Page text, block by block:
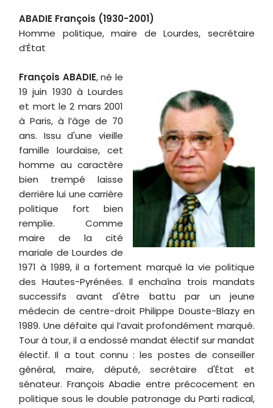
ABADIE François (1930-2001)
Homme politique, maire de Lourdes, secrétaire
d’État
François ABADIE, né le 19 juin 1930 à Lourdes et mort le 2 mars 2001 à Paris, à l’âge de 70 ans. Issu d'une vieille famille lourdaise, cet homme au caractère bien trempé laisse derrière lui une carrière politique fort bien remplie. Comme maire de la cité mariale de Lourdes de 1971 à 1989, il a fortement marqué la vie politique des Hautes-Pyrénées. Il enchaîna trois mandats successifs avant d'être battu par un jeune médecin de centre-droit Philippe Douste-Blazy en 1989. Une défaite qui l’avait profondément marqué. Tour à tour, il a endossé mandat électif sur mandat électif. Il a tout connu : les postes de conseiller général, maire, député, secrétaire d'État et sénateur. François Abadie entre précocement en politique sous le double patronage du Parti radical, qu'il rejoint dès 1946, et de René Billères, dont il est le secrétaire particulier et le plus proche collaborateur dès 1947, et qui sera son mentor en politique tout au long de sa carrière. Membre de plusieurs cabinets ministériels de ministres radicaux entre 1953 et 1958 (ceux de René Billères, mais aussi de Paul Devinat, Henry Laforest, Henri Longchambon ou Édouard Ramonet), il occupe en outre des fonctions à la direction nationale des jeunesses radicales de 1953 à 1956, mais s'éloigne de ce parti par hostilité aux positions de Pierre Mendès France sur la question algérienne : en octobre 1956, Mendès France déclare ainsi accepter sa démission « avec plaisir ». Candidat suppléant de Jean Baylot (auparavant impliqué dans l'Affaire des fuites) à Paris aux élections législatives de 1956, il entame après 1958 une traversée du désert, pendant laquelle il occupe les fonctions de directeur commercial des ventes dans une entreprise de machines-outils. Revenu au parti radical à la fin des années 1960, François Abadie reste bien introduit dans les milieux politiques haut-pyrénéens. Après avoir conquis, en 1970, le poste de conseiller général du canton de Lourdes-Est, détenu de longue date par la droite locale et qu'il conservera vingt-quatre années d'affilée, il devient, l'année suivante, en 1971, à 41 ans, maire de Lourdes, avant d'être élu député sous l'étiquette du Mouvement des radicaux de gauche (MRG) à l'occasion des élections législatives de 1973. Membre de la commission des lois constitutionnelles, de la législation et de l'administration générale de la République, puis, à partir de 1978, de la commission de la défense et des forces armées, secrétaire de l'Assemblée nationale en 1979, François Abadie est un parlementaire peu actif en séance : seul, lors de la discussion des projets de lois de finance, l'examen du budget militaire, plus particulièrement du service des essences, lui donne l'occasion d'intervenir en tribune. Par ailleurs, il ne présente aucun rapport, pas plus qu'il ne dépose de proposition de loi. Le cœur de son activité politique est ailleurs : son très fort ancrage local - cette mainmise, diront ses opposants - ne se démentira pas pendant près de vingt ans. Réélu maire de Lourdes en 1977 et en 1983 dès le premier tour, il obtient en 1988 la Marianne d'or récompensant son dynamisme à la tête de Lourdes, où il a notamment organisé de somptueuses célébrations pour la venue du Pape Jean-Paul II, en août 1983. Anticlérical, il prit cependant l’astucieuse précaution d’accueillir le Pape aux portes de la ville et non à la mairie, sous un dais. Par ailleurs, au sein du MRG, il défend ardemment une unité d'action avec les socialistes, s'opposant en 1981 à la candidature présidentielle de Michel Crépeau pour lui préférer François Mitterrand dès le premier tour. C'est en tant que président de la fédération départementale du MRG qu'il avait appelé à voter dès le premier tour des présidentielles pour François Mitterrand. Ces raisons contribuent sans doute à sa nomination, le 22 mai 1981, comme secrétaire d'État auprès du ministre du temps libre, chargé du tourisme, sous le gouvernement Mauroy. Il endosse ce rôle de secrétaire d'État chargé du tourisme de 1981 à 1983, après avoir cédé son siège de député à Jean Duprat. Son bilan gouvernemental reste toutefois modeste : impuissant face à l'augmentation de la taxation de l'hôtellerie de luxe, il ne parvient pas à faire voter par l'Assemblée nationale une réforme des structures régionales du tourisme, et semble marquer une certaine lassitude face aux contraintes gouvernementales qui l'éloignent de sa gestion municipale. Le 26 septembre 1983, second sur la liste du sénateur sortant Hubert Peyou, François Abadie est élu sénateur, renonçant par là même à son mandat de député et à son secrétariat d'État : candidat unique de la gauche au second tour, il l'emporte largement face au candidat de l'Union pour la démocratie française (UDF) Louis Larrieu, et récupère le siège que René Billères lui avait laissé. Il devra toutefois faire face, l'année suivante, à une demande de levée d'immunité parlementaire, finalement repoussée : lors d'un débat assez vif au conseil municipal de Lourdes, il avait en effet remis en cause la vertu et le patriotisme des parents du chef de l'opposition municipale, José Marthe. François Abadie appartient au groupe de la Gauche démocratique, puis du Rassemblement démocratique européen (RDE), hormis une éphémère participation à l'aventure du groupe Entente radicale écologiste pour les États-Unis d'Europe (ERE) à proximité des élections européennes de 1984, puis devient dans les années 1990 président de l'association nationale des élus de la gauche radicale. Enfin, il est élu conseiller régional de la région Midi-Pyrénées en 1986, mais doit démissionner de cette fonction, en raison de la législation sur le cumul des mandats. Membre de la commission des affaires économiques de 1983 à 1989, puis de la commission des affaires étrangères jusqu'à la fin de son mandat, François Abadie n'intervient que rarement en séance publique, et se signale par quelques propositions de loi, ou des interventions appelant à des investissements publics pour son département. Ses votes montrent une certaine prise de distance à l'égard des gouvernements de gauche. Il s'abstient lors du vote instituant le revenu minimum d'insertion (RMI) le 27 novembre 1988, approuve le traité de Maastricht le 16 juin 1992, et vote contre le projet de loi sur la réduction du temps de travail, le 4 mars 1998. Tête de liste de l'union de la gauche, il est réélu sénateur au premier tour en septembre 1992, malgré la candidature dissidente d'Hubert Peyou. Néanmoins, cette large réélection apparaît alors comme une surprise aux observateurs : en mars 1989, François Abadie avait en effet perdu, dès le premier tour, sa mairie de Lourdes au profit de Philippe Douste-Blazy. Cette défaite l'affectera durement : après un nouveau revers contre Philippe Douste-Blazy à l'occasion des élections cantonales de 1994, il démissionne du conseil municipal, déclarant : « J'ai mieux à faire au Sénat qu'à m'occuper de gens qui semblent me considérer maintenant sur une voie de garage ». En proie à des soucis de santé, François Abadie renonce précocement à tout nouveau mandat sénatorial, puis est exclu du Parti radical de gauche en août 2000, après avoir tenu, pour manifester son opposition au pacte civil de solidarité, des propos homophobes. Il meurt le 2 mars 2001, laissant son mandat à son suppléant et successeur désigné, François Fortassin. Entré très jeune dans la vie politique, François Abadie devint vite secrétaire général puis président des jeunesses radicales. Sous la IVème République, c'est bien dans le sillage du député haut-pyrénéen, René Billères, que François Abadie occupa tour à tour des fonctions d'attaché ou de chef de cabinet auprès de toute une série de ministres et de secrétaires d'État. Ses mandats nationaux : Maire de Lourdes 1971 à 1989 ; Député radical de gauche des Hautes-Pyrénées de 1973 à 1981 (il a été élu trois fois député successivement en 1973, 1978 et 1981. La première fois, c'est avec plus de 60 % des suffrages exprimés qu'il s'impose sur le sortant) ; Sénateur des Hautes-Pyrénées de 1983 à 2001 (juste après avoir quitté le premier gouvernement de gauche de la Vème République, il devient alors sénateur des Hautes-Pyrénées, un poste abandonné à son décès en mars 2001). Ses fonctions ministérielles : Secrétaire d'État au Tourisme du 22 mai 1981 au 24 mars 1983. L’été 2000, affaibli par un accident cérébral, il avait annoncé qu'il ne briguerait plus de nouveau mandat électif. C'est donc en juillet 2000 qu'il avait décidé de mettre un terme définitif à cette longue et riche carrière politique. À quelques mois de laisser son fauteuil de sénateur, c'est dans ces conditions dramatiques qu'il confie malgré lui son siège à son suppléant mais surtout ami, le président du conseil général des Hautes-Pyrénées : François Fortassin, lequel devint sénateur le 3 mars 2001. Décédé le 2 mars 2001 à son domicile parisien, les obsèques de François Abadie se déroulèrent à Lourdes. La cérémonie religieuse s’étant tenue le mercredi 7 mars 2001 en l'église paroissiale du Sacré-Cœur de Lourdes. Il avait préféré renoncer à une carrière nationale ministérielle pour se consacrer à la politique dans le département et au développement de Lourdes. Pendant ses 18 années de mandat municipal, il a préparé Lourdes au XXIe siècle par des aménagements structurants. C'était un homme politique au parler vrai qui faisait passer avant tout le côté affectif et il se souciait moins de l'image que du ressenti. C'était surtout un homme de conviction, de fidélité et de foucades qui cachait une très grande sensibilité. Il aimait cette ville de Lourdes par-dessus tout et était très attaché à son équipe de rugby. Il a montré une grande capacité de gestionnaire durant ses années de maire à Lourdes. « Un homme qui avait toujours le courage de dire ce qu'il pensait même si cela dérangeait, un homme avec le cœur sur la main », dira de lui, Pierre Forgues. Les Lourdais lui doivent la salle des fêtes, le palais des congrès, la bibliothèque, les foyers de l’Ophite et de Lannedarré, la piscine couverte